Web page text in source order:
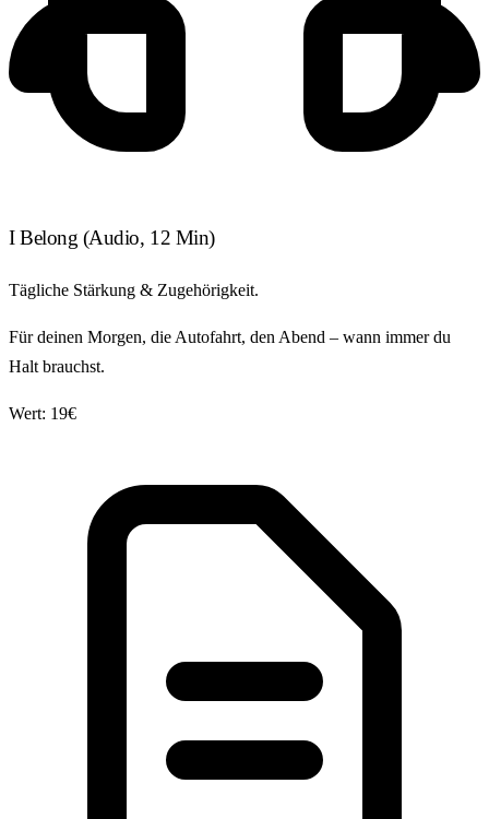
I Belong (Audio, 12 Min)
Tägliche Stärkung & Zugehörigkeit.
Für deinen Morgen, die Autofahrt, den Abend – wann immer du
Halt brauchst.
Wert: 19€